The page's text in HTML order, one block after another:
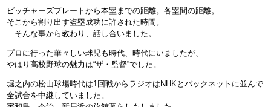
ピッチャーズプレートから本塁までの距離。各塁間の距離。
そこから割り出す盗塁成功に許された時間。
…そんな事から教わり、話し合いました。
プロに行った華々しい球児も時代、時代にいましたが、
やはり高校野球の魅力は“ザ・監督”でした。
堀之内の松山球場時代は1回戦からラジオはNHKとバックネットに並んで
全試合を中継していました。